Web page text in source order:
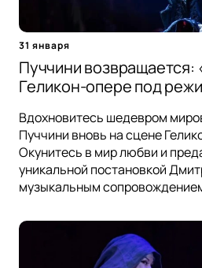
31 января
Пуччини возвращается:
Геликон-опере под
Вдохновитесь шедевром
Пуччини вновь на сцене
Окунитесь в мир любви и
уникальной постановкой
музыкальным